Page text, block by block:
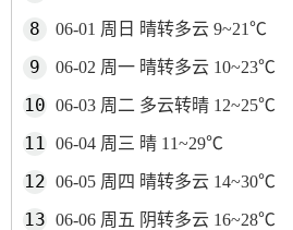
06-01 周日 晴转多云 9~21℃
06-02 周一 晴转多云 10~23℃
06-03 周二 多云转晴 12~25℃
06-04 周三 晴 11~29℃
06-05 周四 晴转多云 14~30℃
06-06 周五 阴转多云 16~28℃